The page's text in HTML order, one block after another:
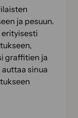
ja pesuun.
graffitien ja
sinua